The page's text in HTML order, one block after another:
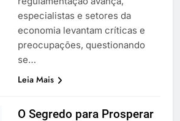
especialistas e setores da
economia levantam críticas e
preocupações, questionando
se…
Leia Mais
O Segredo para Prosperar